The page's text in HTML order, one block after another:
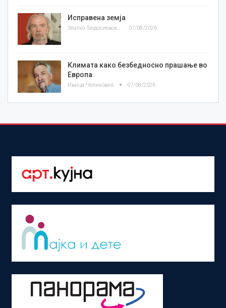
Исправена земја
Златко Теодосиевски 07/08/2026
Климата како безбедносно прашање во
Европа
Ивица Челиковиќ 07/08/2026